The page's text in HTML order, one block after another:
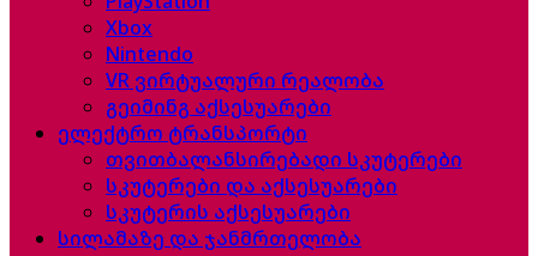
Xbox
Nintendo
VR ვირტუალური რეალობა
გეიმინგ აქსესუარები
ელექტრო ტრანსპორტი
თვითბალანსირებადი სკუტერები
სკუტერები და აქსესუარები
სკუტერის აქსესუარები
სილამაზე და ჯანმრთელობა